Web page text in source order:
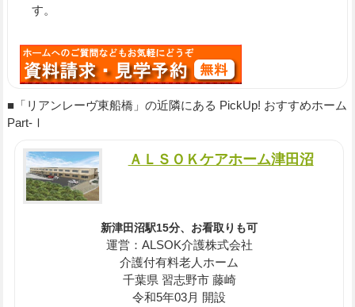
す。
■「リアンレーヴ東船橋」の近隣にある PickUp! おすすめホーム
Part-Ⅰ
ＡＬＳＯＫケアホーム津田沼
新津田沼駅15分、お看取りも可
運営：ALSOK介護株式会社
介護付有料老人ホーム
千葉県 習志野市 藤崎
令和5年03月 開設